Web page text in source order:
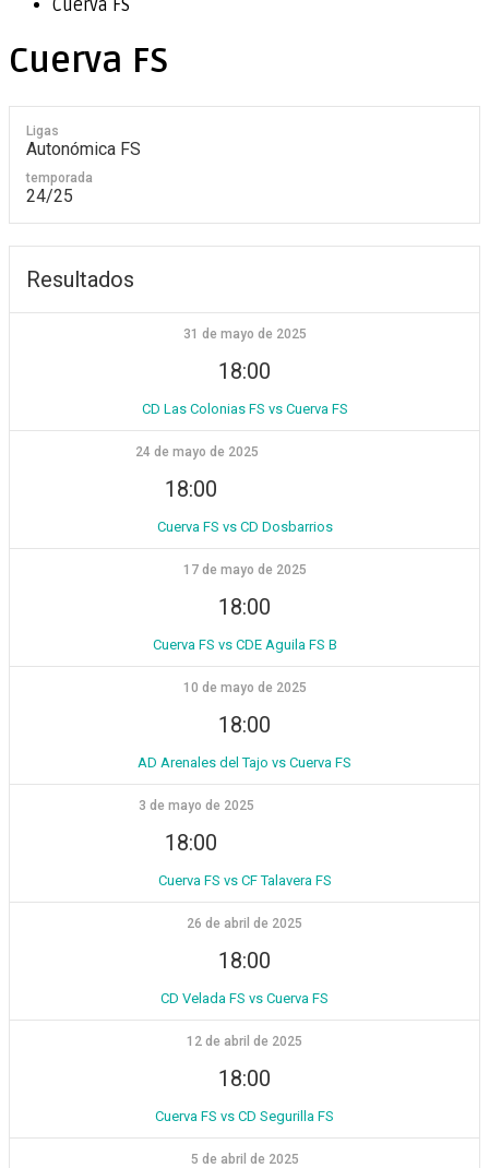
Cuerva FS
Cuerva FS
Ligas
Autonómica FS
temporada
24/25
Resultados
31 de mayo de 2025
18:00
CD Las Colonias FS vs Cuerva FS
24 de mayo de 2025
18:00
Cuerva FS vs CD Dosbarrios
17 de mayo de 2025
18:00
Cuerva FS vs CDE Aguila FS B
10 de mayo de 2025
18:00
AD Arenales del Tajo vs Cuerva FS
3 de mayo de 2025
18:00
Cuerva FS vs CF Talavera FS
26 de abril de 2025
18:00
CD Velada FS vs Cuerva FS
12 de abril de 2025
18:00
Cuerva FS vs CD Segurilla FS
5 de abril de 2025